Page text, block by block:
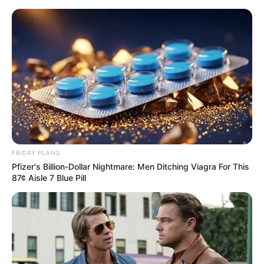
Polacy rzucili się na ten
kontrowersyjny film! Zaraz będzie na
szczycie toplisty Max
Mateusz Zaczyk 7 maja 2025 Aktualności
FRIDAY PLANS
Pfizer's Billion-Dollar Nightmare: Men Ditching Viagra For This
87¢ Aisle 7 Blue Pill